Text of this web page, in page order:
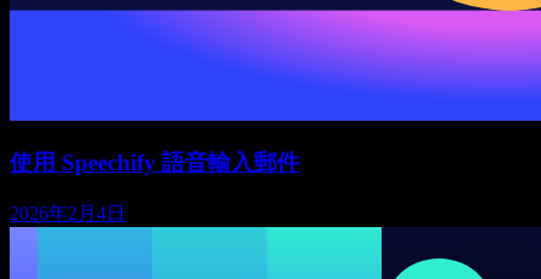
使用 Speechify 語音輸入郵件
2026年2月4日